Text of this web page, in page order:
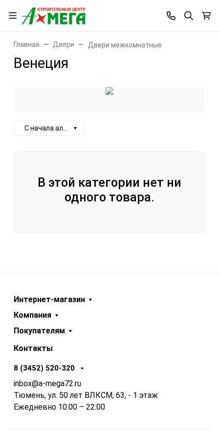
Главная Двери Двери межкомнатные
Венеция
С начала алфавита
В этой категории нет ни
одного товара.
Интернет-магазин
Компания
Покупателям
Контакты
8 (3452) 520-320
inbox@a-mega72.ru
Тюмень, ул. 50 лет ВЛКСМ, 63, - 1 этаж
Ежедневно 10:00 – 22:00